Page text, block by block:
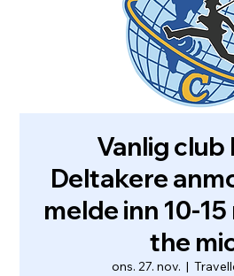
Vanlig club
Deltakere
melde inn 10-
the
ons. 27. nov.
  |